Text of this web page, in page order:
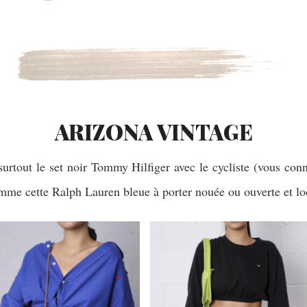
ARIZONA VINTAGE
le set noir Tommy Hilfiger avec le cycliste (vous
cette Ralph Lauren bleue à porter nouée ou ouverte et